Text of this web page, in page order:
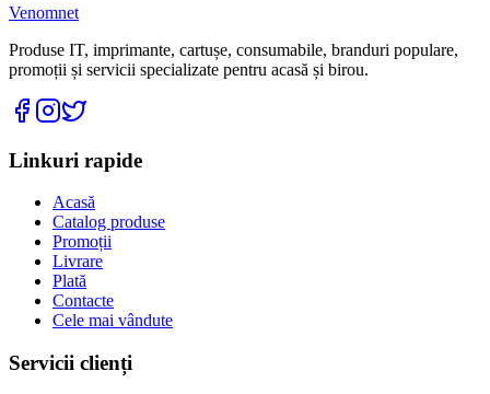
Venomnet
Produse IT, imprimante, cartușe, consumabile, branduri populare,
promoții și servicii specializate pentru acasă și birou.
Linkuri rapide
Acasă
Catalog produse
Promoții
Livrare
Plată
Contacte
Cele mai vândute
Servicii clienți